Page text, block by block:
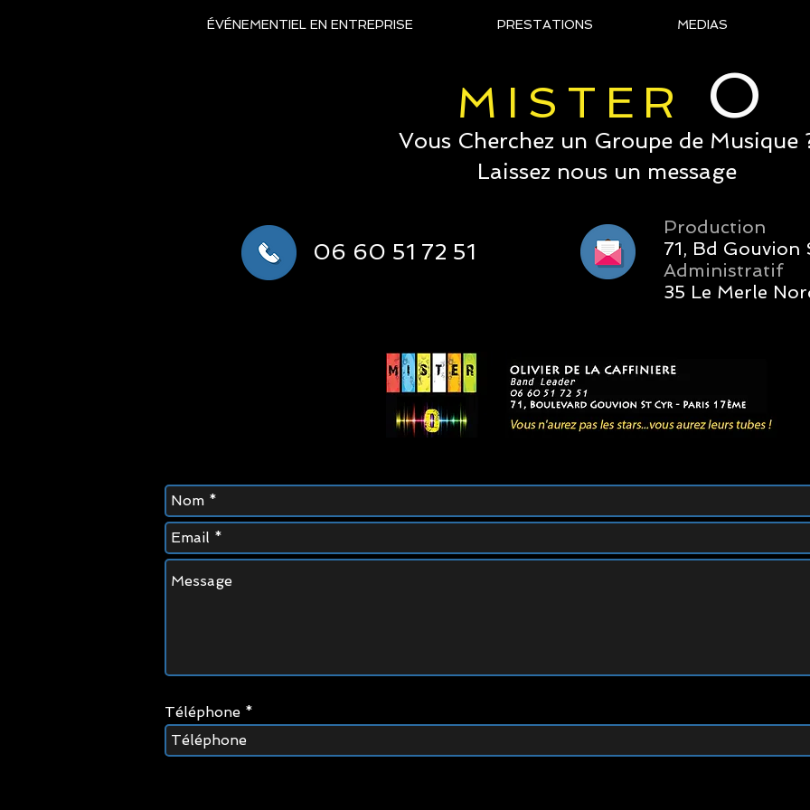
ÉVÉNEMENTIEL EN ENTREPRISE PRESTATIONS MEDIAS
MISTER O
Vous Cherchez un Groupe de Musique
Laissez nous un message
06 60 51 72 51
Production
71, Bd Gouvion
Administratif
35 Le Merle
Téléphone